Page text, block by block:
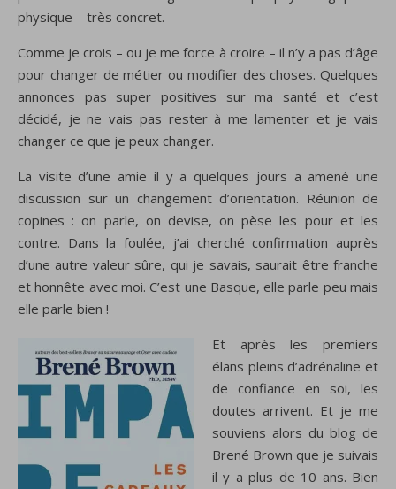
physique – très concret.
Comme je crois – ou je me force à croire – il n’y a pas d’âge
pour changer de métier ou modifier des choses. Quelques
annonces pas super positives sur ma santé et c’est
décidé, je ne vais pas rester à me lamenter et je vais
changer ce que je peux changer.
La visite d’une amie il y a quelques jours a amené une
discussion sur un changement d’orientation. Réunion de
copines : on parle, on devise, on pèse les pour et les
contre. Dans la foulée, j’ai cherché confirmation auprès
d’une autre valeur sûre, qui je savais, saurait être franche
et honnête avec moi. C’est une Basque, elle parle peu mais
elle parle bien !
Et après les premiers
élans pleins d’adrénaline et
de confiance en soi, les
doutes arrivent. Et je me
souviens alors du blog de
Brené Brown que je suivais
il y a plus de 10 ans. Bien